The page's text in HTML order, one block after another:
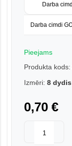
Darba
Darba cimdi
Pieejams
Produkta kods:
Izmēri: 8 dydis
0,70 €